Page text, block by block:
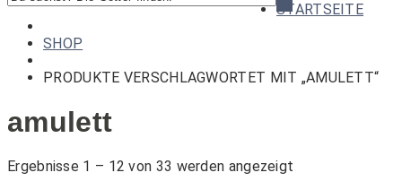
suchst?
STARTSEITE
SHOP
PRODUKTE VERSCHLAGWORTET MIT „AMULETT“
amulett
Ergebnisse 1 – 12 von 33 werden angezeigt